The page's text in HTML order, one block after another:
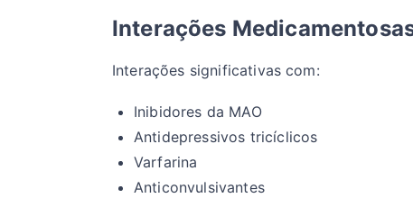
Interações
Interações significativas com:
Inibidores da MAO
Antidepressivos tricíclicos
Varfarina
Anticonvulsivantes